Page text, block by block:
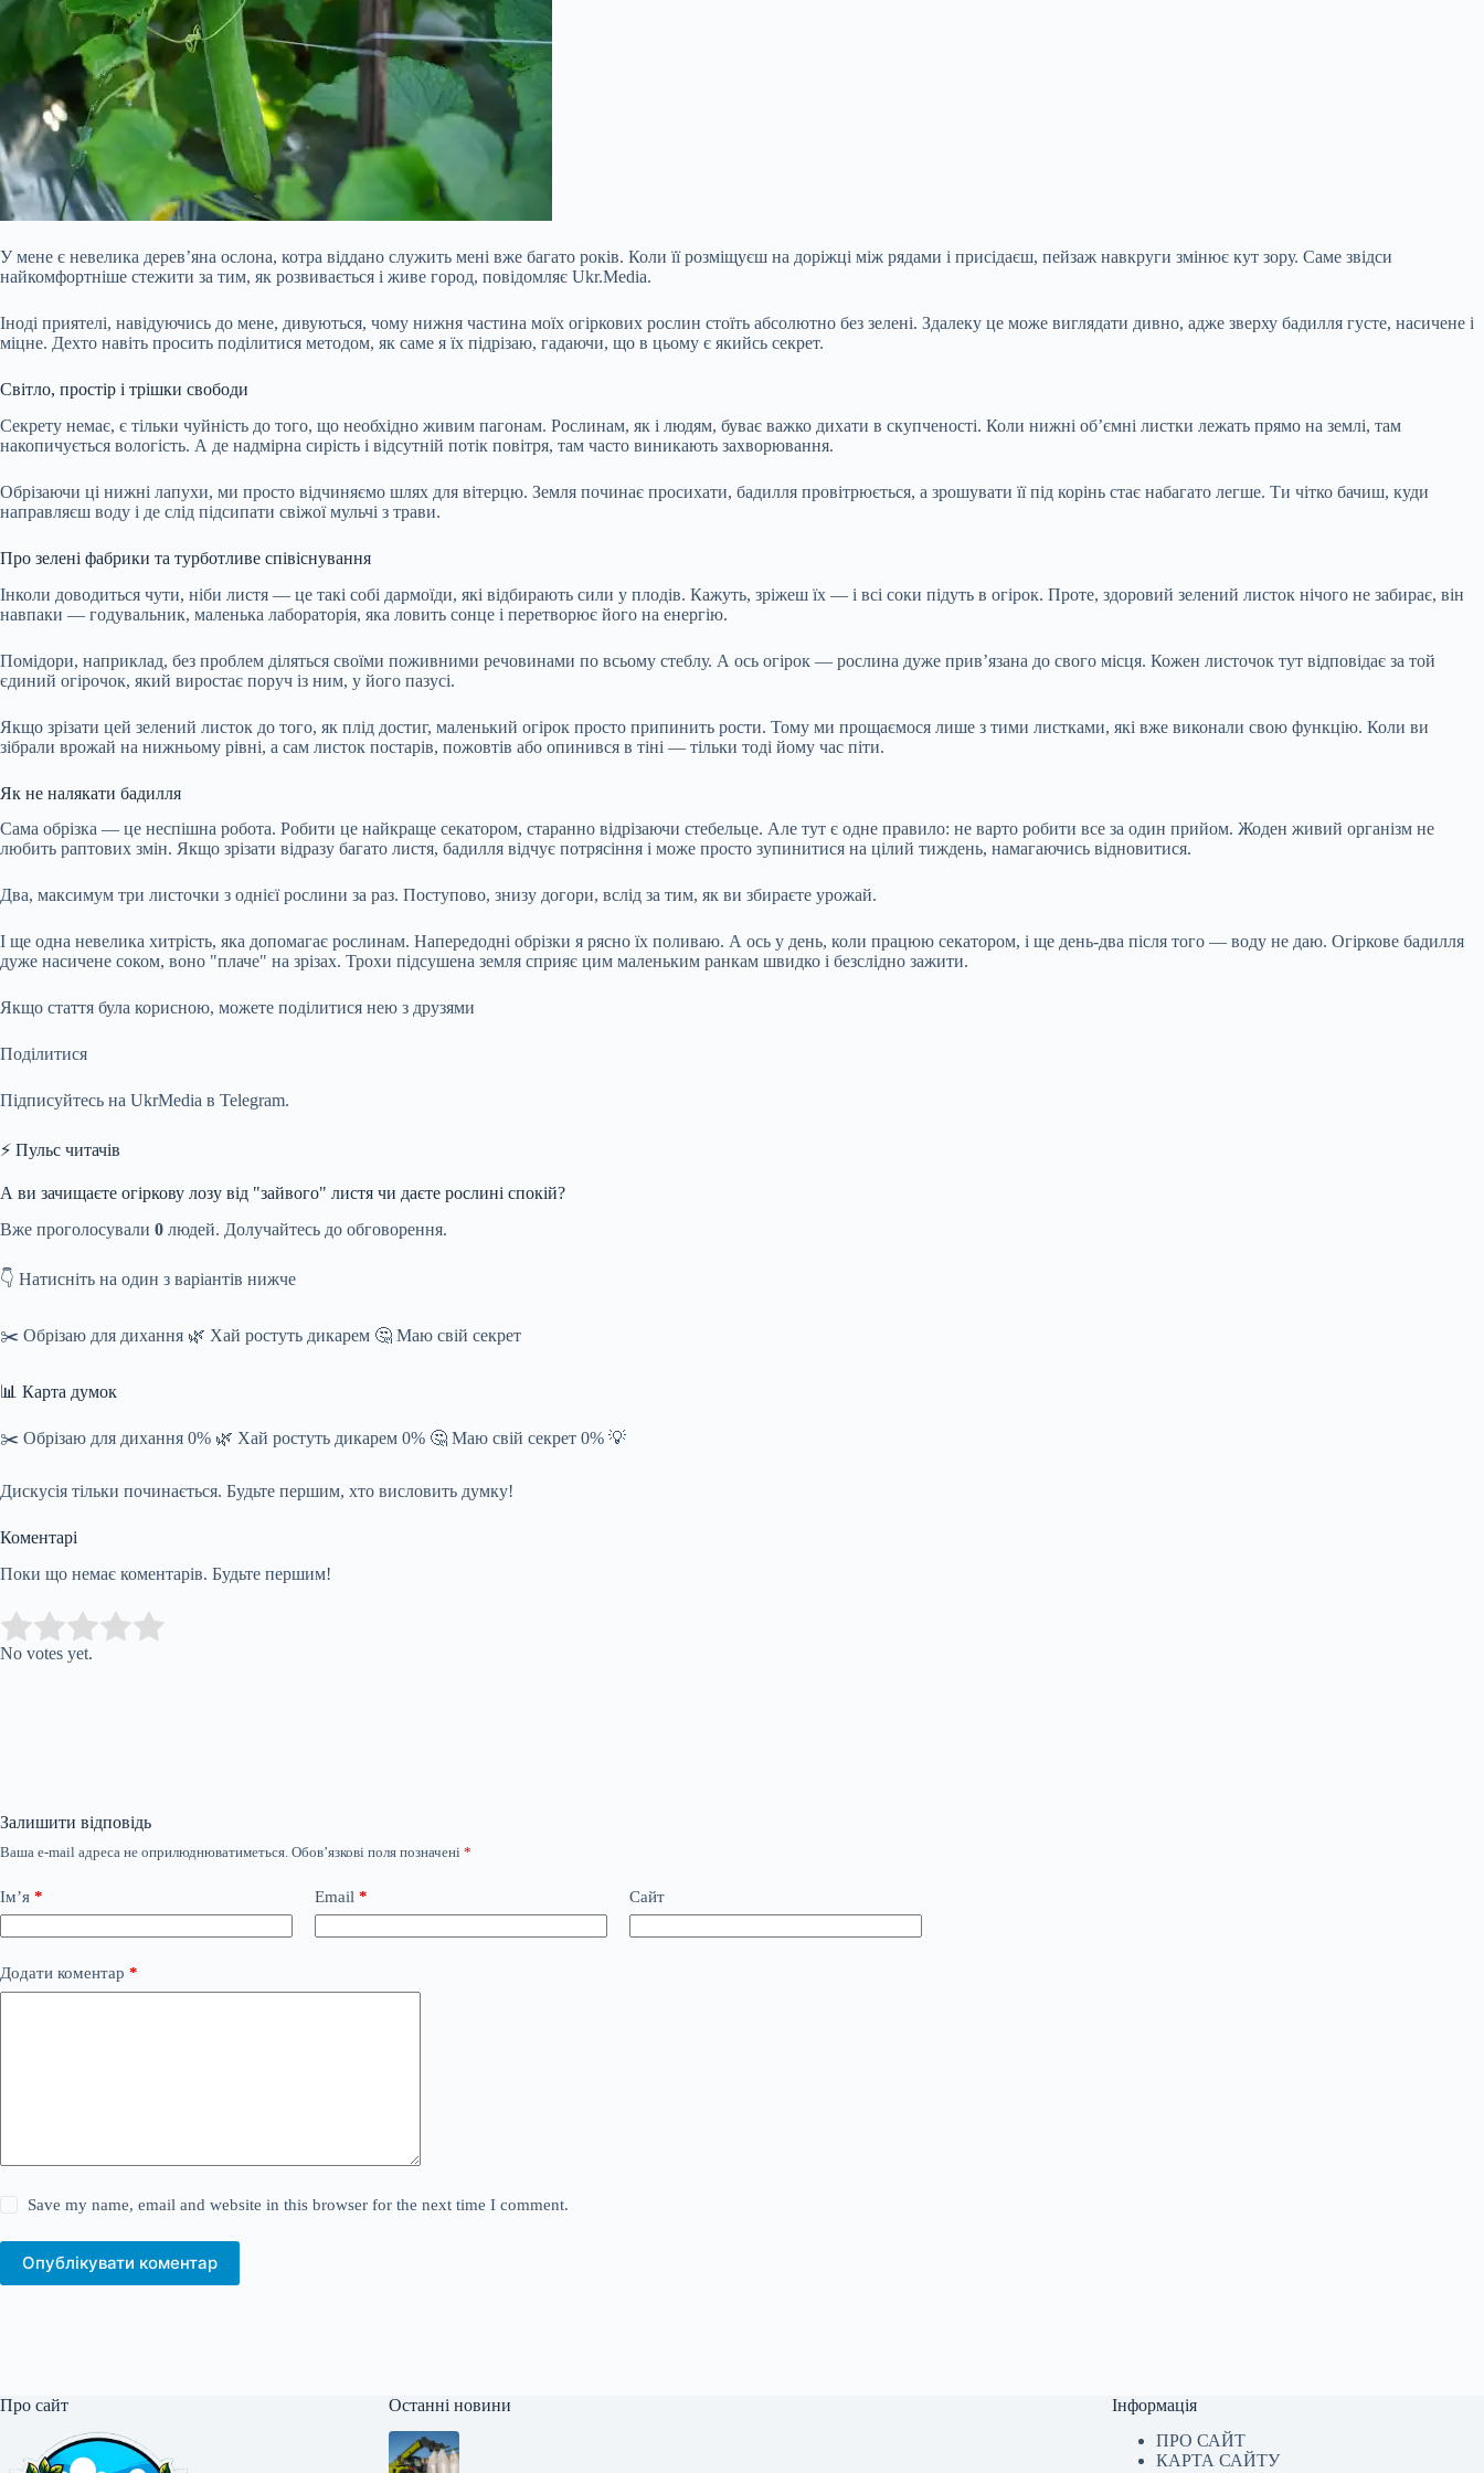
У мене є невелика дерев’яна ослона, котра віддано служить мені вже багато років. Коли її розміщуєш на доріжці між рядами і присідаєш, пейзаж навкруги змінює кут зору. Саме звідси
найкомфортніше стежити за тим, як розвивається і живе город, повідомляє Ukr.Media.
Іноді приятелі, навідуючись до мене, дивуються, чому нижня частина моїх огіркових рослин стоїть абсолютно без зелені. Здалеку це може виглядати дивно, адже зверху бадилля густе, насичене і
міцне. Дехто навіть просить поділитися методом, як саме я їх підрізаю, гадаючи, що в цьому є якийсь секрет.
Світло, простір і трішки свободи
Секрету немає, є тільки чуйність до того, що необхідно живим пагонам. Рослинам, як і людям, буває важко дихати в скупченості. Коли нижні об’ємні листки лежать прямо на землі, там
накопичується вологість. А де надмірна сирість і відсутній потік повітря, там часто виникають захворювання.
Обрізаючи ці нижні лапухи, ми просто відчиняємо шлях для вітерцю. Земля починає просихати, бадилля провітрюється, а зрошувати її під корінь стає набагато легше. Ти чітко бачиш, куди
направляєш воду і де слід підсипати свіжої мульчі з трави.
Про зелені фабрики та турботливе співіснування
Інколи доводиться чути, ніби листя — це такі собі дармоїди, які відбирають сили у плодів. Кажуть, зріжеш їх — і всі соки підуть в огірок. Проте, здоровий зелений листок нічого не забирає, він
навпаки — годувальник, маленька лабораторія, яка ловить сонце і перетворює його на енергію.
Помідори, наприклад, без проблем діляться своїми поживними речовинами по всьому стеблу. А ось огірок — рослина дуже прив’язана до свого місця. Кожен листочок тут відповідає за той
єдиний огірочок, який виростає поруч із ним, у його пазусі.
Якщо зрізати цей зелений листок до того, як плід достиг, маленький огірок просто припинить рости. Тому ми прощаємося лише з тими листками, які вже виконали свою функцію. Коли ви
зібрали врожай на нижньому рівні, а сам листок постарів, пожовтів або опинився в тіні — тільки тоді йому час піти.
Як не налякати бадилля
Сама обрізка — це неспішна робота. Робити це найкраще секатором, старанно відрізаючи стебельце. Але тут є одне правило: не варто робити все за один прийом. Жоден живий організм не
любить раптових змін. Якщо зрізати відразу багато листя, бадилля відчує потрясіння і може просто зупинитися на цілий тиждень, намагаючись відновитися.
Два, максимум три листочки з однієї рослини за раз. Поступово, знизу догори, вслід за тим, як ви збираєте урожай.
І ще одна невелика хитрість, яка допомагає рослинам. Напередодні обрізки я рясно їх поливаю. А ось у день, коли працюю секатором, і ще день-два після того — воду не даю. Огіркове бадилля
дуже насичене соком, воно "плаче" на зрізах. Трохи підсушена земля сприяє цим маленьким ранкам швидко і безслідно зажити.
Якщо стаття була корисною, можете поділитися нею з друзями
Поділитися
Підписуйтесь на UkrMedia в Telegram.
⚡ Пульс читачів
А ви зачищаєте огіркову лозу від "зайвого" листя чи даєте рослині спокій?
Вже проголосували 0 людей. Долучайтесь до обговорення.
👇 Натисніть на один з варіантів нижче
✂️ Обрізаю для дихання 🌿 Хай ростуть дикарем 🤔 Маю свій секрет
📊 Карта думок
✂️ Обрізаю для дихання 0% 🌿 Хай ростуть дикарем 0% 🤔 Маю свій секрет 0% 💡
Дискусія тільки починається. Будьте першим, хто висловить думку!
Коментарі
Поки що немає коментарів. Будьте першим!
Rate this item:
No votes yet.
Залишити відповідь
Ваша e-mail адреса не оприлюднюватиметься. Обов’язкові поля позначені *
Ім’я * Email * Сайт
Додати коментар *
Save my name, email and website in this browser for the next time I comment.
Опублікувати коментар
Про сайт Останні новини
Інформація
ПРО САЙТ
КАРТА САЙТУ